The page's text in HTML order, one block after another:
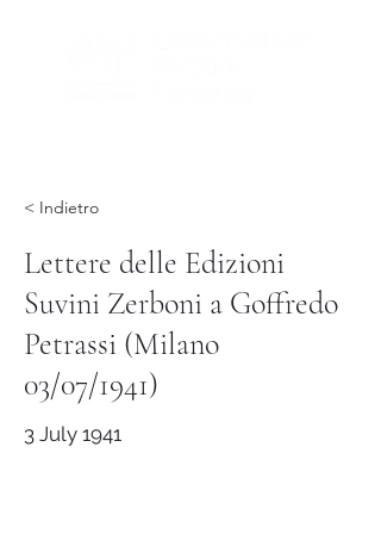
< Indietro
Lettere delle Edizioni
Suvini Zerboni a Goffredo
Petrassi (Milano
03/07/1941)
3 July 1941